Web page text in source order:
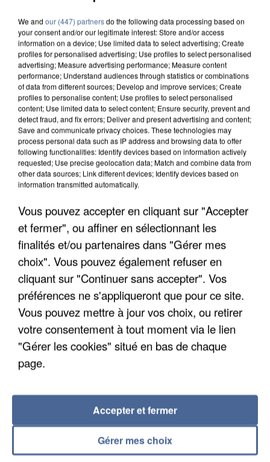
UNE TOURISTE DE L’OISE EMPORTÉE PAR UNE
COULÉE DE BOUE EN HAUTE-SAVOIE
LES DONNÉES DE 300 000 CLIENTS DÉROBÉES À
We and our (447) partnersdo the following data processing based on
your consent and/or our legitimate interest: Store and/or access
information on a device; Use limited data to select advertising; Create
profiles for personalised advertising; Use profiles to select personalised
advertising; Measure advertising performance; Measure content
performance; Understand audiences through statistics or combinations
of data from different sources; Develop and improve services; Create
profiles to personalise content; Use profiles to select personalised
content; Use limited data to select content; Ensure security, prevent and
detect fraud, and fix errors; Deliver and present advertising and content;
Save and communicate privacy choices. These technologies may
process personal data such as IP address and browsing data to offer
following functionalities: Identify devices based on information actively
requested; Use precise geolocation data; Match and combine data from
other data sources; Link different devices; Identify devices based on
information transmitted automatically.
Vous pouvez accepter en cliquant sur "Accepter
et fermer", ou affiner en sélectionnant les
finalités et/ou partenaires dans "Gérer mes
choix". Vous pouvez également refuser en
cliquant sur "Continuer sans accepter". Vos
préférences ne s'appliqueront que pour ce site.
Vous pouvez mettre à jour vos choix, ou retirer
votre consentement à tout moment via le lien
"Gérer les cookies" situé en bas de chaque
page.
Gérer mes choix
Accepter et fermer